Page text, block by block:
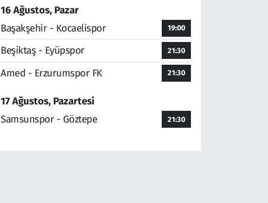
16 Ağustos, Pazar
Başakşehir - Kocaelispor
19:00
Beşiktaş - Eyüpspor 21:30
Amed - Erzurumspor FK 21:30
17 Ağustos, Pazartesi
Samsunspor - Göztepe
21:30